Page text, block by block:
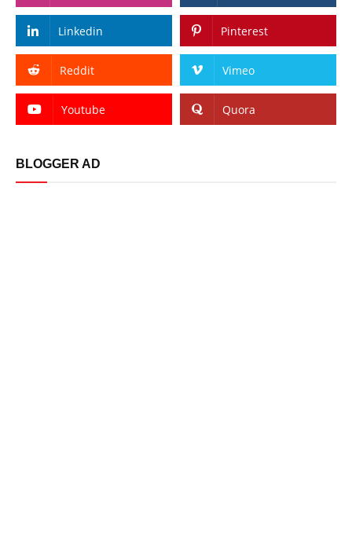
Linkedin Pinterest
Reddit Vimeo
Youtube Quora
BLOGGER AD